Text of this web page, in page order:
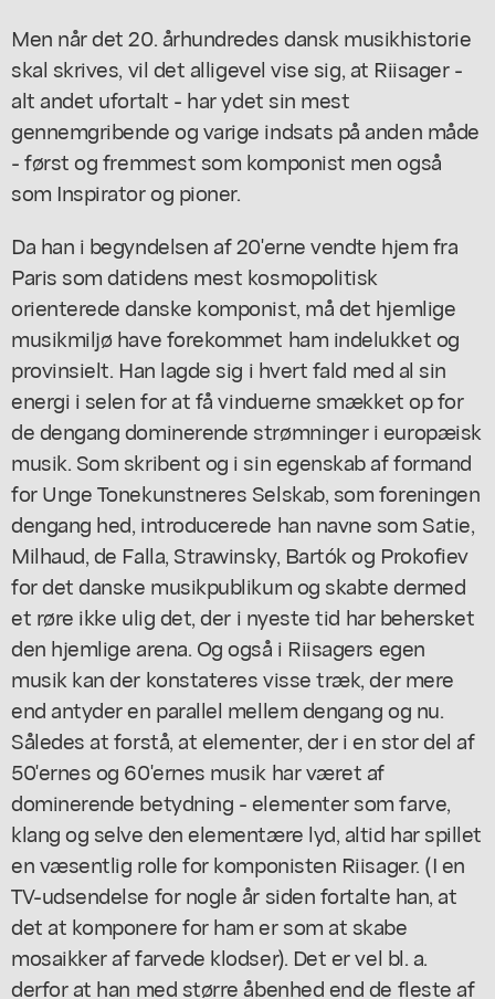
Men når det 20. århundredes dansk musikhistorie
skal skrives, vil det alligevel vise sig, at Riisager -
alt andet ufortalt - har ydet sin mest
gennemgribende og varige indsats på anden måde
- først og fremmest som komponist men også
som Inspirator og pioner.
Da han i begyndelsen af 20'erne vendte hjem fra
Paris som datidens mest kosmopolitisk
orienterede danske komponist, må det hjemlige
musikmiljø have forekommet ham indelukket og
provinsielt. Han lagde sig i hvert fald med al sin
energi i selen for at få vinduerne smækket op for
de dengang dominerende strømninger i europæisk
musik. Som skribent og i sin egenskab af formand
for Unge Tonekunstneres Selskab, som foreningen
dengang hed, introducerede han navne som Satie,
Milhaud, de Falla, Strawinsky, Bartók og Prokofiev
for det danske musikpublikum og skabte dermed
et røre ikke ulig det, der i nyeste tid har behersket
den hjemlige arena. Og også i Riisagers egen
musik kan der konstateres visse træk, der mere
end antyder en parallel mellem dengang og nu.
Således at forstå, at elementer, der i en stor del af
50'ernes og 60'ernes musik har været af
dominerende betydning - elementer som farve,
klang og selve den elementære lyd, altid har spillet
en væsentlig rolle for komponisten Riisager. (I en
TV-udsendelse for nogle år siden fortalte han, at
det at komponere for ham er som at skabe
mosaikker af farvede klodser). Det er vel bl. a.
derfor at han med større åbenhed end de fleste af